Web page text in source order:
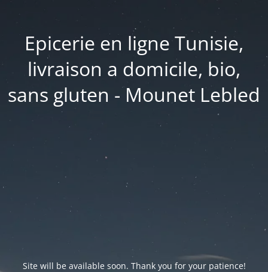
Epicerie en ligne Tunisie,
livraison a domicile, bio,
sans gluten - Mounet Lebled
Site will be available soon. Thank you for your patience!